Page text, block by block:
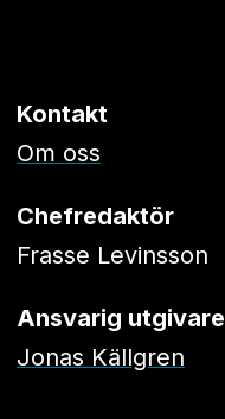
Kontakt
Om oss
Chefredaktör
Frasse Levinsson
Ansvarig utgivare
Jonas Källgren